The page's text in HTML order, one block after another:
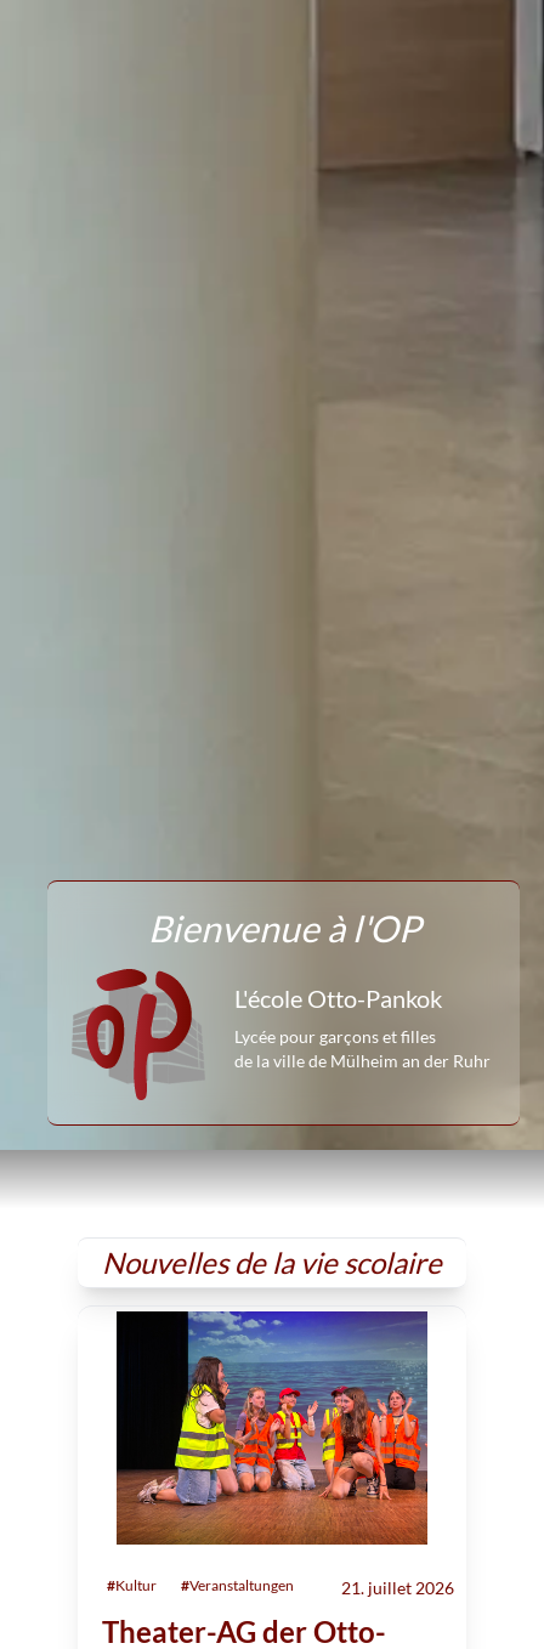
Bienvenue à l'OP
L'école Otto-Pankok
Lycée pour garçons et filles
de la ville de Mülheim an der Ruhr
Nouvelles de la vie scolaire
#Kultur #Veranstaltungen 21. juillet 2026
Theater-AG der Otto-